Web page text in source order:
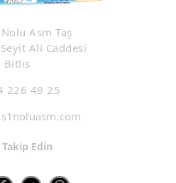
Asm Taş
Ali Caddesi
Bitlis
226 48 25
Takip Edin